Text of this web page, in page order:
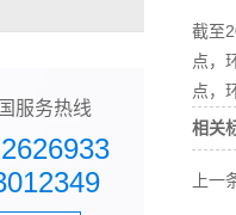
服务热线
截至
点，
点，
相关
上一